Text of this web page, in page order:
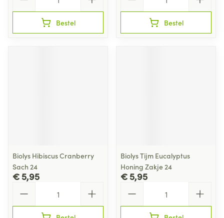
Bestel Bestel
Biolys Hibiscus Cranberry
Sach 24
€ 5,95
Biolys Tijm Eucalyptus
Honing Zakje 24
€ 5,95